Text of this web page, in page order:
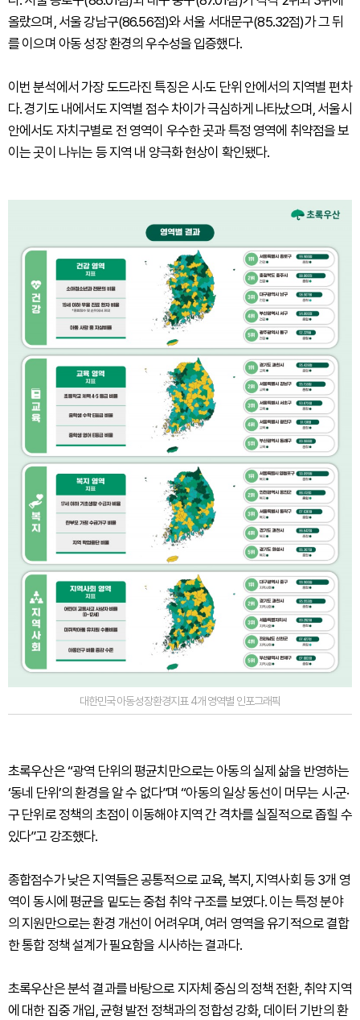
올랐으며, 서울 강남구(86.56점)와 서울 서대문구(85.32점)가 그 뒤
를 이으며 아동 성장 환경의 우수성을 입증했다.
이번 분석에서 가장 도드라진 특징은 시·도 단위 안에서의 지역별 편차
다. 경기도 내에서도 지역별 점수 차이가 극심하게 나타났으며, 서울시
안에서도 자치구별로 전 영역이 우수한 곳과 특정 영역에 취약점을 보
이는 곳이 나뉘는 등 지역 내 양극화 현상이 확인됐다.
대한민국 아동성장환경지표 4개 영역별 인포그래픽
초록우산은 “광역 단위의 평균치만으로는 아동의 실제 삶을 반영하는
‘동네 단위’의 환경을 알 수 없다”며 “아동의 일상 동선이 머무는 시·군·
구 단위로 정책의 초점이 이동해야 지역 간 격차를 실질적으로 좁힐 수
있다”고 강조했다.
종합점수가 낮은 지역들은 공통적으로 교육, 복지, 지역사회 등 3개 영
역이 동시에 평균을 밑도는 중첩 취약 구조를 보였다. 이는 특정 분야
의 지원만으로는 환경 개선이 어려우며, 여러 영역을 유기적으로 결합
한 통합 정책 설계가 필요함을 시사하는 결과다.
초록우산은 분석 결과를 바탕으로 지자체 중심의 정책 전환, 취약 지역
에 대한 집중 개입, 균형 발전 정책과의 정합성 강화, 데이터 기반의 환